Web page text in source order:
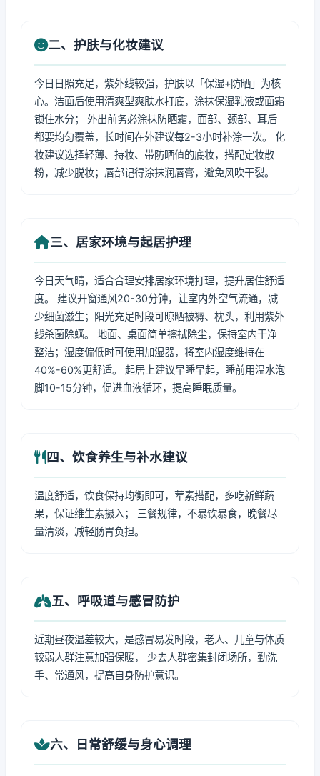
二、护肤与化妆建议
今日日照充足，紫外线较强，护肤以「保湿+防晒」为核
心。洁面后使用清爽型爽肤水打底，涂抹保湿乳液或面霜
锁住水分； 外出前务必涂抹防晒霜，面部、颈部、耳后
都要均匀覆盖，长时间在外建议每2-3小时补涂一次。 化
妆建议选择轻薄、持妆、带防晒值的底妆，搭配定妆散
粉，减少脱妆；唇部记得涂抹润唇膏，避免风吹干裂。
三、居家环境与起居护理
今日天气晴，适合合理安排居家环境打理，提升居住舒适
度。 建议开窗通风20-30分钟，让室内外空气流通，减
少细菌滋生；阳光充足时段可晾晒被褥、枕头，利用紫外
线杀菌除螨。 地面、桌面简单擦拭除尘，保持室内干净
整洁；湿度偏低时可使用加湿器，将室内湿度维持在
40%-60%更舒适。 起居上建议早睡早起，睡前用温水泡
脚10-15分钟，促进血液循环，提高睡眠质量。
四、饮食养生与补水建议
温度舒适，饮食保持均衡即可，荤素搭配，多吃新鲜蔬
果，保证维生素摄入； 三餐规律，不暴饮暴食，晚餐尽
量清淡，减轻肠胃负担。
五、呼吸道与感冒防护
近期昼夜温差较大，是感冒易发时段，老人、儿童与体质
较弱人群注意加强保暖， 少去人群密集封闭场所，勤洗
手、常通风，提高自身防护意识。
六、日常舒缓与身心调理